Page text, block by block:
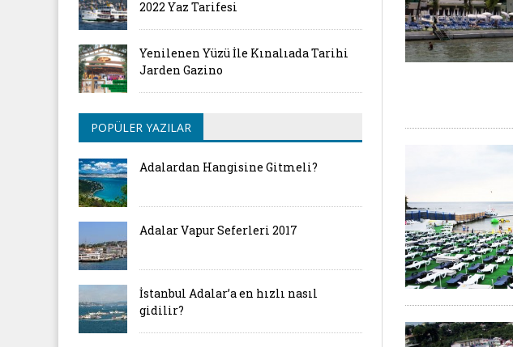
2022 Yaz Tarifesi
Yenilenen Yüzü İle Kınalıada Tarihi
Jarden Gazino
POPÜLER YAZILAR
Adalardan Hangisine Gitmeli?
Adalar Vapur Seferleri 2017
İstanbul Adalar’a en hızlı nasıl
gidilir?